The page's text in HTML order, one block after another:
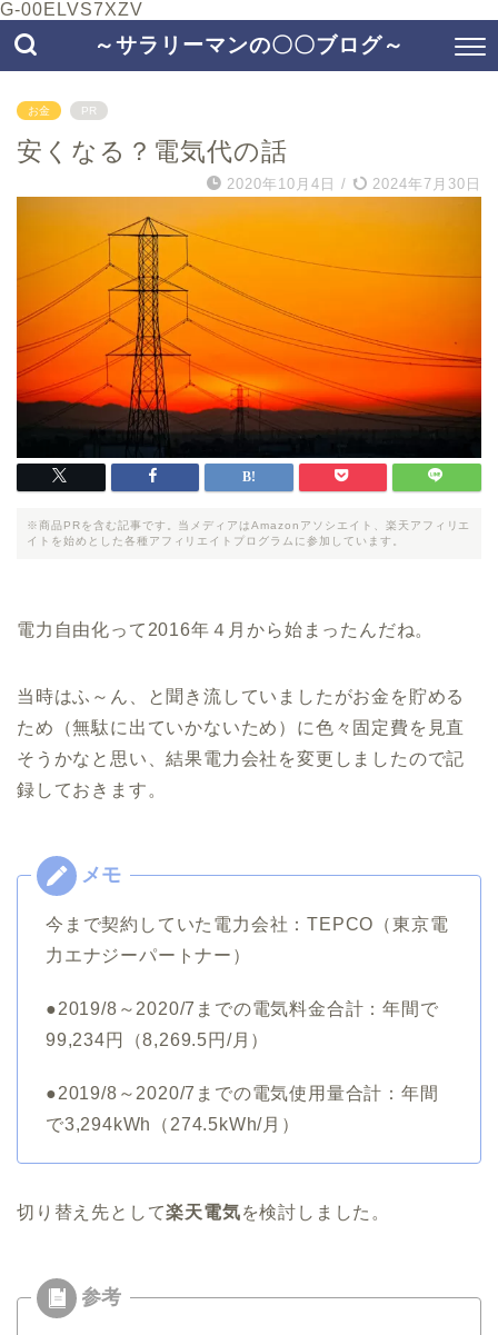
G-00ELVS7XZV
～サラリーマンの〇〇ブログ～
お金 PR
安くなる？電気代の話
2020年10月4日 / 2024年7月30日
※商品PRを含む記事です。当メディアはAmazonアソシエイト、楽天アフィリエ
イトを始めとした各種アフィリエイトプログラムに参加しています。
電力自由化って2016年４月から始まったんだね。
当時はふ～ん、と聞き流していましたがお金を貯める
ため（無駄に出ていかないため）に色々固定費を見直
そうかなと思い、結果電力会社を変更しましたので記
録しておきます。
今まで契約していた電力会社：TEPCO（東京電
力エナジーパートナー）
●2019/8～2020/7までの電気料金合計：年間で
99,234円（8,269.5円/月）
●2019/8～2020/7までの電気使用量合計：年間
で3,294kWh（274.5kWh/月）
切り替え先として楽天電気を検討しました。